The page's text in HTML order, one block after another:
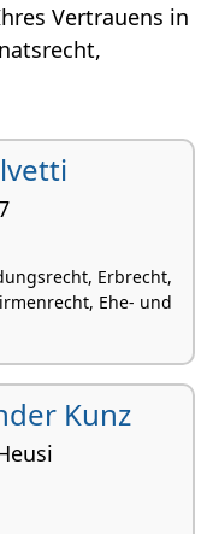
Vertrauens in
Erbrecht,
Ehe- und
Kunz